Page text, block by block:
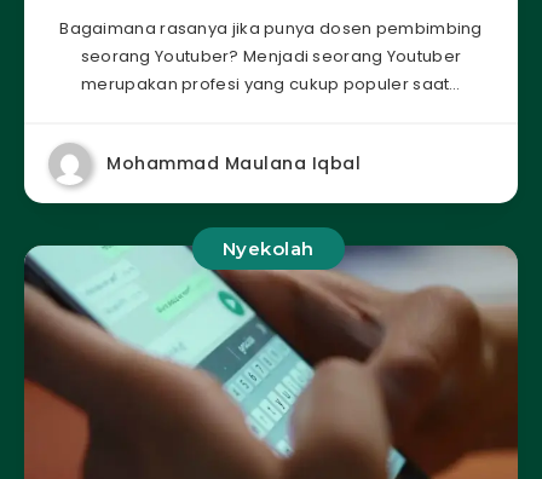
Bagaimana rasanya jika punya dosen pembimbing
seorang Youtuber? Menjadi seorang Youtuber
merupakan profesi yang cukup populer saat…
Mohammad Maulana Iqbal
Nyekolah